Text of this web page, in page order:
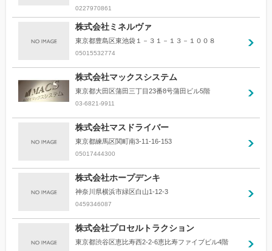
0227970861
株式会社ミネルヴァ
東京都豊島区東池袋１－３１－１３－１００８
05015532774
株式会社マックスシステム
東京都大田区蒲田三丁目23番8号蒲田ビル5階
03-6821-9911
株式会社マスドライバー
東京都練馬区関町南3-11-16-153
05017444300
株式会社ホープデンキ
神奈川県横浜市緑区白山1-12-3
0459346087
株式会社プロセルトラクション
東京都渋谷区恵比寿西2-2-6恵比寿ファイブビル4階